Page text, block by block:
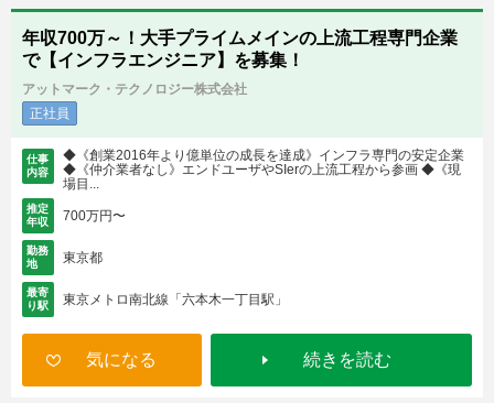
年収700万～！大手プライムメインの上流工程専門企業
で【インフラエンジニア】を募集！
アットマーク・テクノロジー株式会社
正社員
仕事
内容
◆《創業2016年より億単位の成長を達成》インフラ専門の安定企業
◆《仲介業者なし》エンドユーザやSIerの上流工程から参画 ◆《現
場目...
推定
年収
700万円〜
勤務
地
東京都
最寄
り駅
東京メトロ南北線「六本木一丁目駅」
気になる 続きを読む